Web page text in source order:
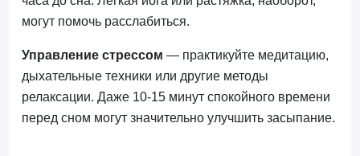
могут помочь расслабиться.
Управление стрессом — практикуйте медитацию,
дыхательные техники или другие методы
релаксации. Даже 10-15 минут спокойного времени
перед сном могут значительно улучшить засыпание.